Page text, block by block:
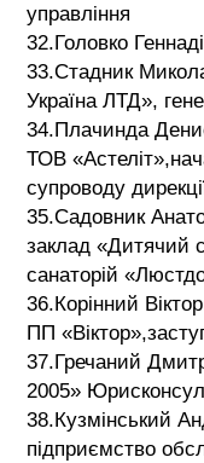
управління
32.Головко
33.Стадник
Україна ЛТД»,
34.Плачинда
ТОВ
супроводу
35.Садовник
заклад «Дитячий
санаторій
36.Корінний
ПП
37.Гречаний
2005»
38.Кузмінський
підприємство